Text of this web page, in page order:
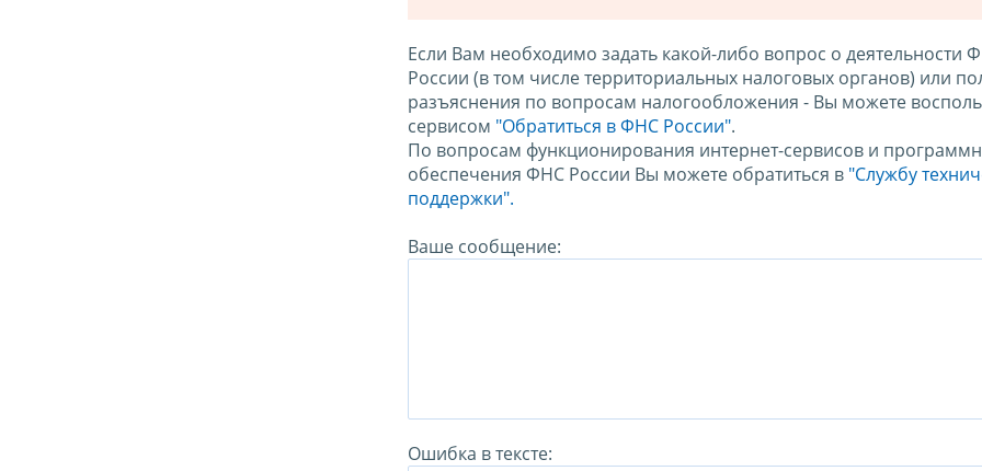
Если Вам необходимо задать какой-либо вопрос о деятельности
России (в том числе территориальных налоговых органов) или
разъяснения по вопросам налогообложения - Вы можете
сервисом "Обратиться в ФНС России".
По вопросам функционирования интернет-сервисов и
обеспечения ФНС России Вы можете обратиться в "Службу
поддержки".
Ваше сообщение:
Ошибка в тексте: